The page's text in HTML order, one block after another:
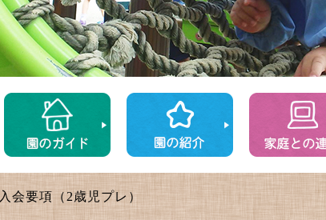
入会要項（2歳児プレ）